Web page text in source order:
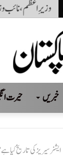
ایران جنگ جلد
خبریں حیرت
ایشز سیریز کی تاریخ کیا